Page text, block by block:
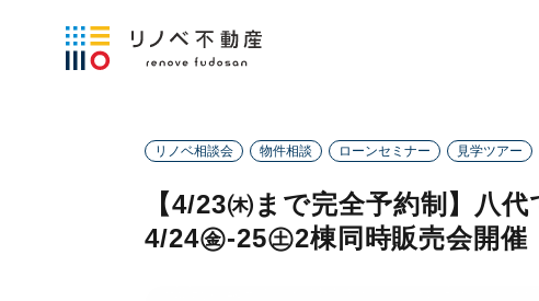
リノベ相談会 物件相談 ローンセミナー 見学ツアー
【4/23㈭まで完全予約制】八
4/24㊎-25㊏2棟同時販売会開催